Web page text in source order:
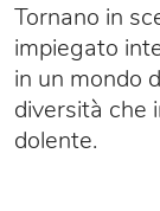
Tornano in
impiegato
in un mondo
diversità che
dolente.